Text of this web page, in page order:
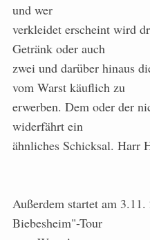
und wer
verkleidet erscheint wird
Getränk oder auch
zwei und darüber hinaus
vom Warst käuflich zu
erwerben. Dem oder der
widerfährt ein
ähnliches Schicksal. Harr
Außerdem startet am
Biebesheim"-Tour